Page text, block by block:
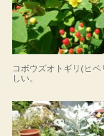
コボウズオトギリ(ヒ
しい。